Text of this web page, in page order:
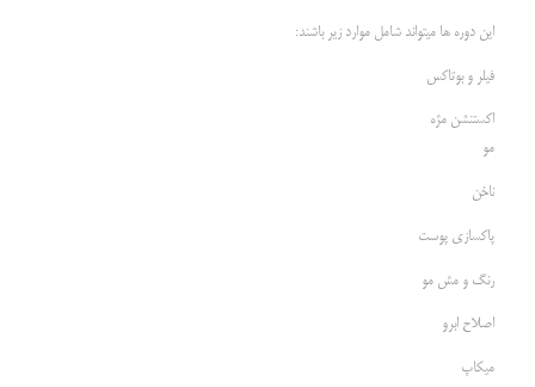
این دوره ها میتواند شامل موارد زیر باشند:
فیلر و بوتاکس
اکستنشن مژه
مو
ناخن
پاکسازی پوست
رنگ و مش مو
اصلاح ابرو
میکاپ